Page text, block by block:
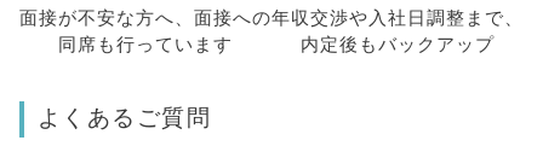
面接が不安な方へ、 面接への
同席も行っています
年収交渉や入社日調整まで、
内定後もバックアップ
よくあるご質問